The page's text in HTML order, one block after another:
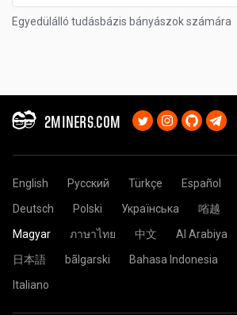
Egyedülálló tudásbázis bányászok számára
2MINERS.COM
English Русский Türkçe Español
Deutsch
Polski Українська 㗂越
Magyar
ภาษาไทย 中文 Al Arabiya
日本語
bãlgarski Bahasa Indonesia
Italiano